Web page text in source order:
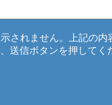
されません。上記の内
送信ボタンを押してく